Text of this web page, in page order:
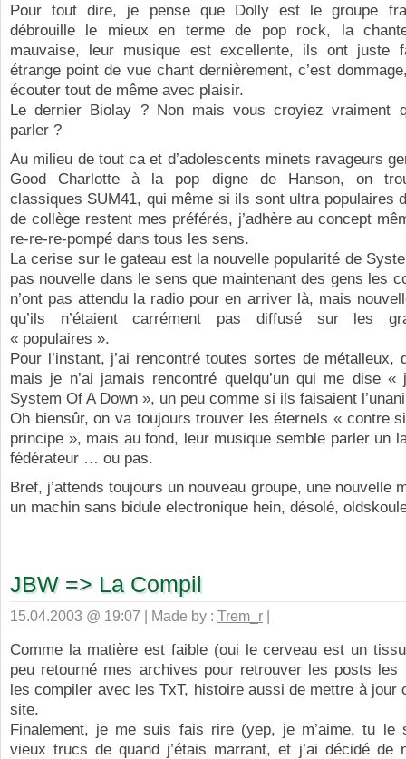
Pour tout dire, je pense que Dolly est le groupe
débrouille le mieux en terme de pop rock, la
mauvaise, leur musique est excellente, ils ont juste
étrange point de vue chant dernièrement, c’est
écouter tout de même avec plaisir.
Le dernier Biolay ? Non mais vous croyiez vraiment
parler ?
Au milieu de tout ca et d’adolescents minets ravageurs
Good Charlotte à la pop digne de Hanson, on
classiques SUM41, qui même si ils sont ultra populaires
de collège restent mes préférés, j’adhère au concept
re-re-re-pompé dans tous les sens.
La cerise sur le gateau est la nouvelle popularité de
pas nouvelle dans le sens que maintenant des gens les
n’ont pas attendu la radio pour en arriver là, mais
qu’ils n’étaient carrément pas diffusé sur les
« populaires ».
Pour l’instant, j’ai rencontré toutes sortes de métalleux,
mais je n’ai jamais rencontré quelqu’un qui me dise «
System Of A Down », un peu comme si ils faisaient
Oh biensûr, on va toujours trouver les éternels « contre
principe », mais au fond, leur musique semble parler un
fédérateur … ou pas.
Bref, j’attends toujours un nouveau groupe, une nouvelle
un machin sans bidule electronique hein, désolé,
JBW => La Compil
15.04.2003 @ 19:07 | Made by : Trem_r |
Comme la matière est faible (oui le cerveau est un
peu retourné mes archives pour retrouver les posts les
les compiler avec les TxT, histoire aussi de mettre à jour
site.
Finalement, je me suis fais rire (yep, je m’aime, tu le
vieux trucs de quand j’étais marrant, et j’ai décidé de